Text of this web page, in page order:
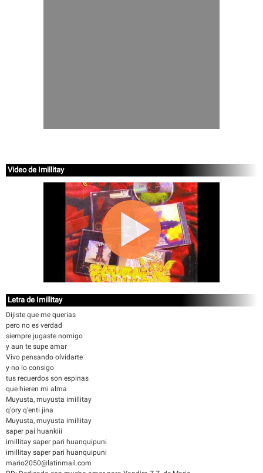
Video de Imillitay
Letra de Imillitay
Dijiste que me querias
pero no es verdad
siempre jugaste nomigo
y aun te supe amar
Vivo pensando olvidarte
y no lo consigo
tus recuerdos son espinas
que hieren mi alma
Muyusta, muyusta imillitay
q'ory q'enti jina
Muyusta, muyusta imillitay
saper pai huankiii
imillitay saper pari huanquipuni
imillitay saper pari huanquipuni
mario2050@latinmail.com